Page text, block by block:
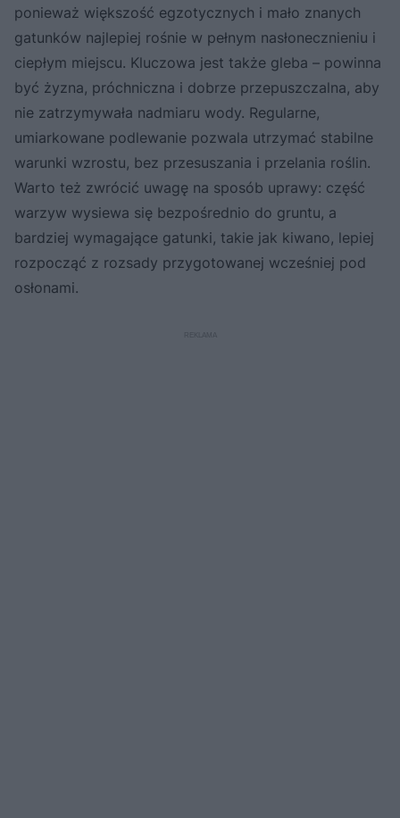
ponieważ większość egzotycznych i mało znanych
gatunków najlepiej rośnie w pełnym nasłonecznieniu i
ciepłym miejscu. Kluczowa jest także gleba – powinna
być żyzna, próchniczna i dobrze przepuszczalna, aby
nie zatrzymywała nadmiaru wody. Regularne,
umiarkowane podlewanie pozwala utrzymać stabilne
warunki wzrostu, bez przesuszania i przelania roślin.
Warto też zwrócić uwagę na sposób uprawy: część
warzyw wysiewa się bezpośrednio do gruntu, a
bardziej wymagające gatunki, takie jak kiwano, lepiej
rozpocząć z rozsady przygotowanej wcześniej pod
osłonami.